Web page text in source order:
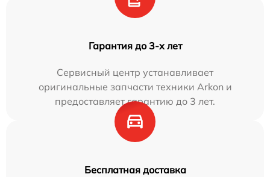
Гарантия до 3-х лет
Сервисный центр устанавливает
оригинальные запчасти техники Arkon и
предоставляет гарантию до 3 лет.
Бесплатная доставка